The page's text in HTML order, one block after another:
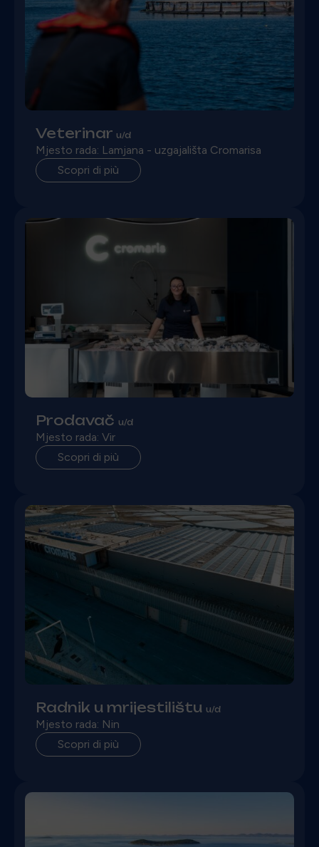
Veterinar u/d
Mjesto rada: Lamjana - uzgajališta Cromarisa
Scopri di più
Prodavač u/d
Mjesto rada: Vir
Scopri di più
Radnik u mrijestilištu u/d
Mjesto rada: Nin
Scopri di più